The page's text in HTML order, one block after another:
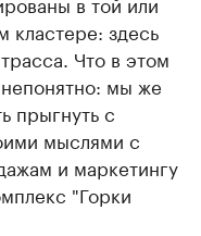
кластере: здесь
Что в этом
мы же
прыгнуть с
мыслями с
и маркетингу
"Горки